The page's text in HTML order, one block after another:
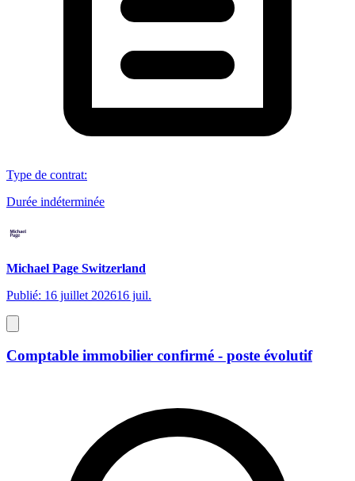
Type de contrat:
Durée indéterminée
Michael Page Switzerland
Publié: 16 juillet 202616 juil.
Comptable immobilier confirmé - poste évolutif